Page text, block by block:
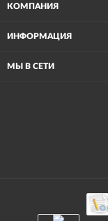
КОМПАНИЯ
ИНФОРМАЦИЯ
МЫ В СЕТИ